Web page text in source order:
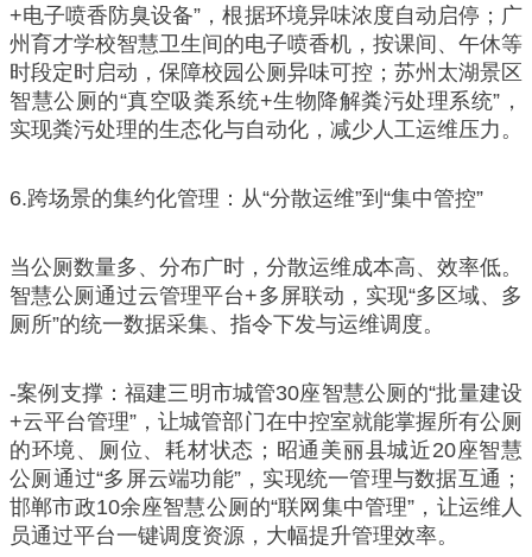
+电子喷香防臭设备”，根据环境异味浓度自动启停；广
州育才学校智慧卫生间的电子喷香机，按课间、午休等
时段定时启动，保障校园公厕异味可控；苏州太湖景区
智慧公厕的“真空吸粪系统+生物降解粪污处理系统”，
实现粪污处理的生态化与自动化，减少人工运维压力。
6.跨场景的集约化管理：从“分散运维”到“集中管控”
当公厕数量多、分布广时，分散运维成本高、效率低。
智慧公厕通过云管理平台+多屏联动，实现“多区域、多
厕所”的统一数据采集、指令下发与运维调度。
-案例支撑：福建三明市城管30座智慧公厕的“批量建设
+云平台管理”，让城管部门在中控室就能掌握所有公厕
的环境、厕位、耗材状态；昭通美丽县城近20座智慧
公厕通过“多屏云端功能”，实现统一管理与数据互通；
邯郸市政10余座智慧公厕的“联网集中管理”，让运维人
员通过平台一键调度资源，大幅提升管理效率。